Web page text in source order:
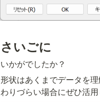
さいごに
いかがでしたか？
形状はあくまでデータを
わりづらい場合にぜひ活用